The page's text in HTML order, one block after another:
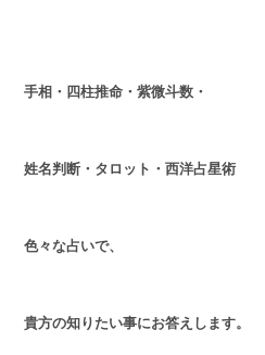
手相・四柱推命・紫微斗数・
姓名判断・タロット・西洋占星術
色々な占いで、
貴方の知りたい事にお答えします。